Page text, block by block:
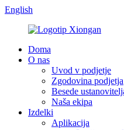
English
Doma
O nas
Uvod v podjetje
Zgodovina podjetja
Besede
Naša ekipa
Izdelki
Aplikacija